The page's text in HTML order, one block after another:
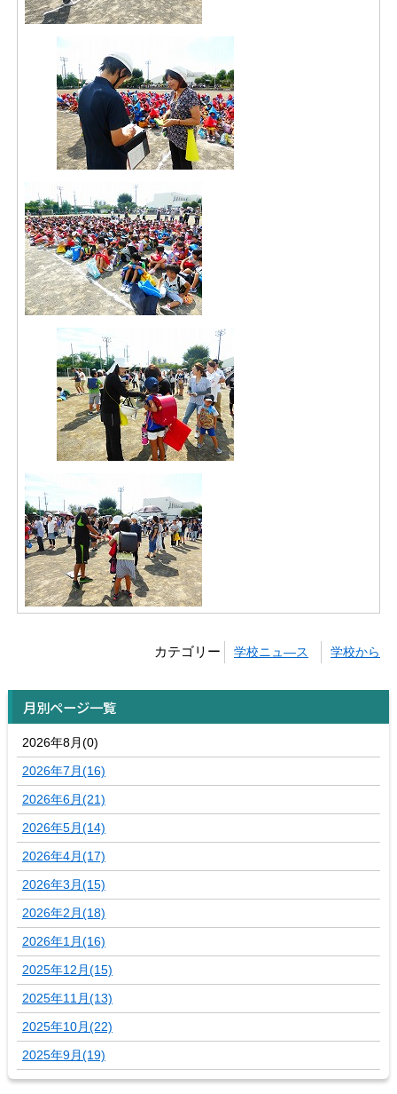
カテゴリー 学校ニュ―ス 学校から
月別ページ一覧
2026年8月(0)
2026年7月(16)
2026年6月(21)
2026年5月(14)
2026年4月(17)
2026年3月(15)
2026年2月(18)
2026年1月(16)
2025年12月(15)
2025年11月(13)
2025年10月(22)
2025年9月(19)